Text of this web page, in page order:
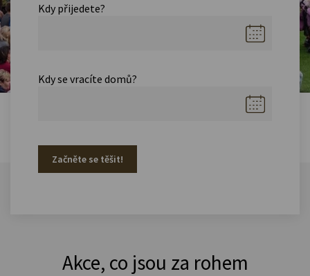
Kdy přijedete?
Kdy se vracíte domů?
Začněte se těšit!
Akce, co jsou za rohem